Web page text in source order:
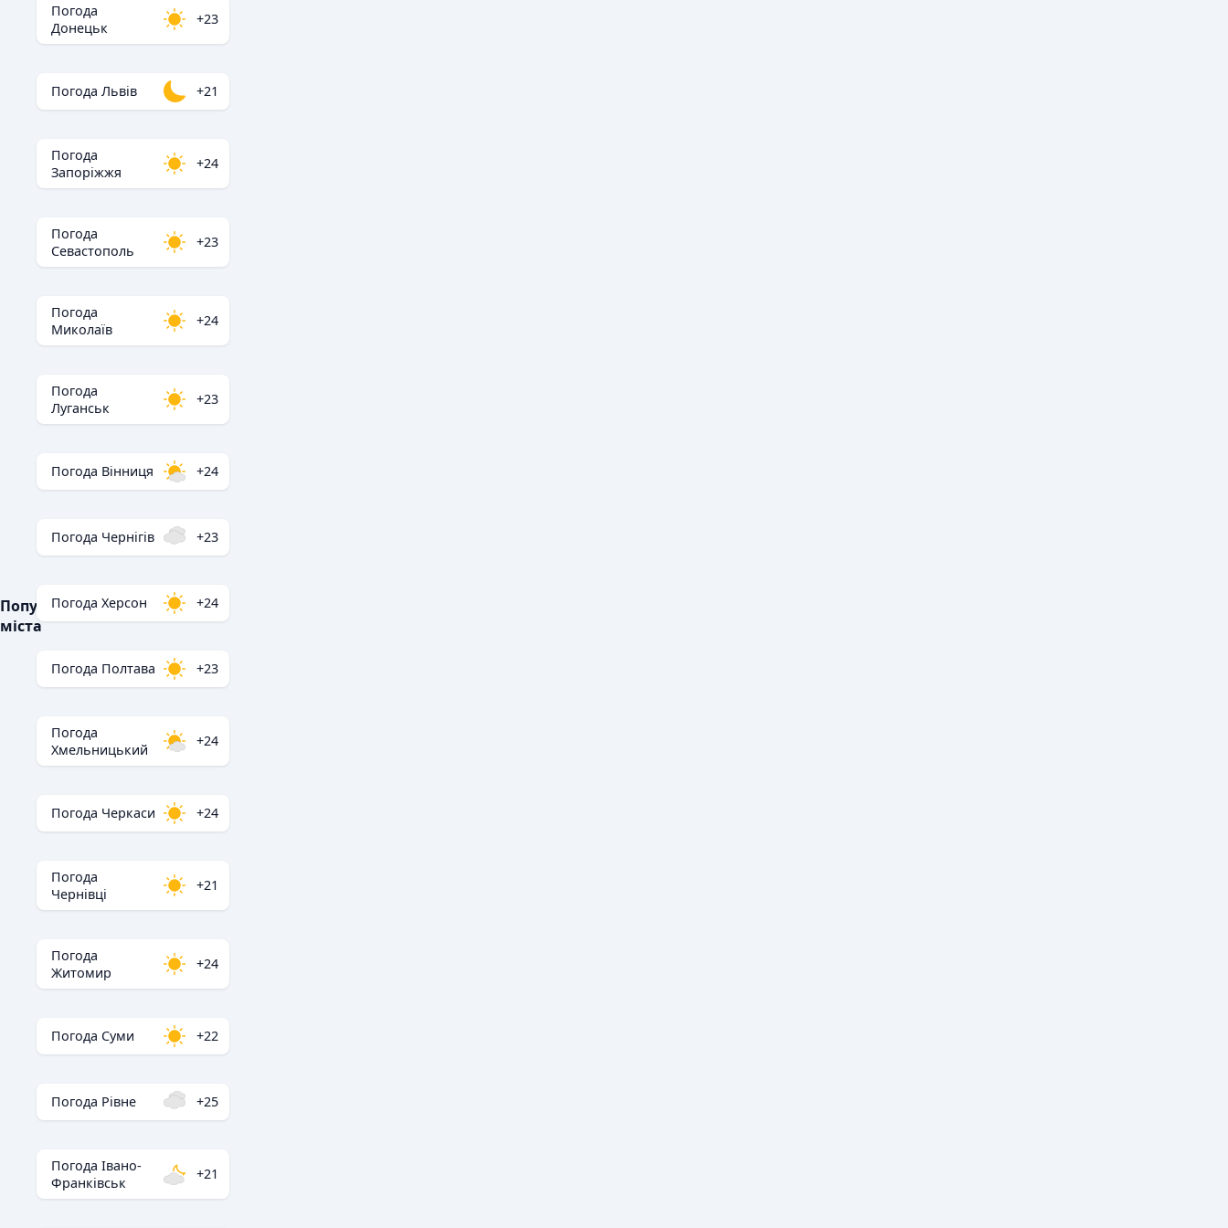
Популярні
міста
Погода
Донецьк
+23
Погода Львів +21
Погода
Запоріжжя
+24
Погода
Севастополь
+23
Погода
Миколаїв
+24
Погода
Луганськ
+23
Погода Вінниця +24
Погода Чернігів +23
Погода Херсон +24
Погода Полтава +23
Погода
Хмельницький
+24
Погода Черкаси +24
Погода
Чернівці
+21
Погода
Житомир
+24
Погода Суми +22
Погода Рівне +25
Погода Івано-
Франківськ
+21